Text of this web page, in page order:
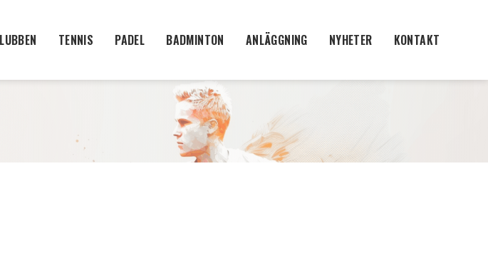
TENNIS PADEL BADMINTON ANLÄGGNING NYHETER KONTAKT